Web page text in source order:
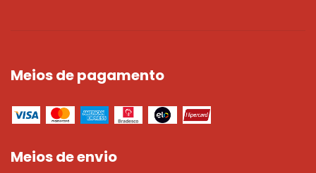
Meios de pagamento
Meios de envio